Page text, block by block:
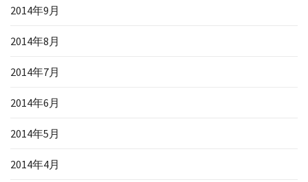
2014年9月
2014年8月
2014年7月
2014年6月
2014年5月
2014年4月